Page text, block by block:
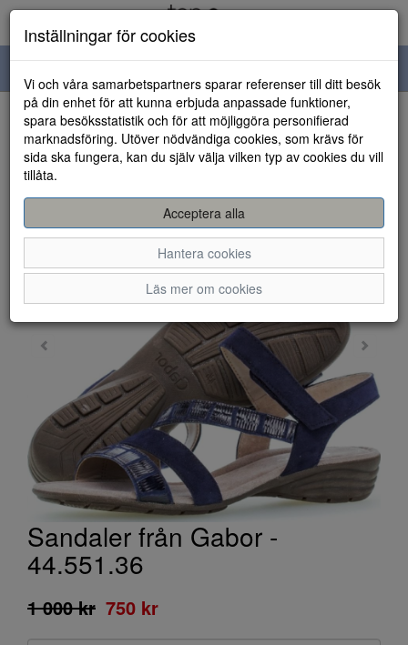
navigation
HEM
Sandaler från Gabor -
44.551.36
1 000 kr 750 kr
Inställningar för cookies
Vi och våra samarbetspartners sparar referenser till ditt besök
på din enhet för att kunna erbjuda anpassade funktioner,
spara besöksstatistik och för att möjliggöra personifierad
marknadsföring. Utöver nödvändiga cookies, som krävs för
sida ska fungera, kan du själv välja vilken typ av cookies du vill
tillåta.
Acceptera alla
Hantera cookies
Läs mer om cookies